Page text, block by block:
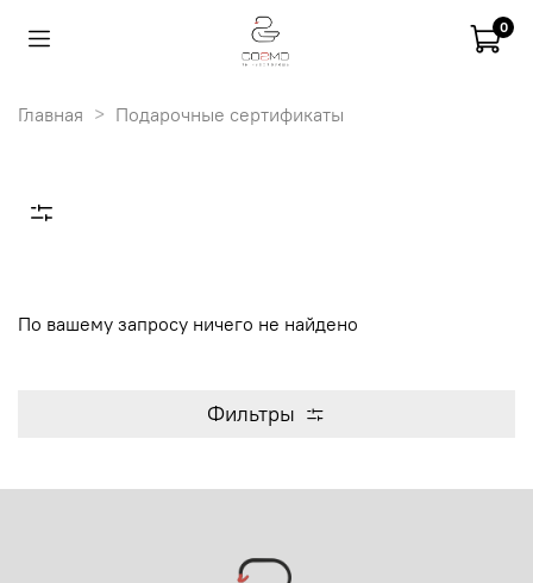
0
Главная Подарочные сертификаты
По вашему запросу ничего не найдено
Фильтры